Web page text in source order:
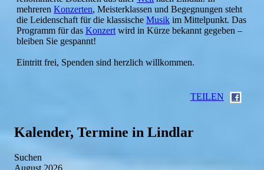
mehreren Konzerten, Meisterklassen und Begegnungen steht
die Leidenschaft für die klassische Musik im Mittelpunkt. Das
Programm für das Konzert wird in Kürze bekannt gegeben –
bleiben Sie gespannt!
Eintritt frei, Spenden sind herzlich willkommen.
TEILEN
Kalender, Termine in Lindlar
Suchen
August 2026